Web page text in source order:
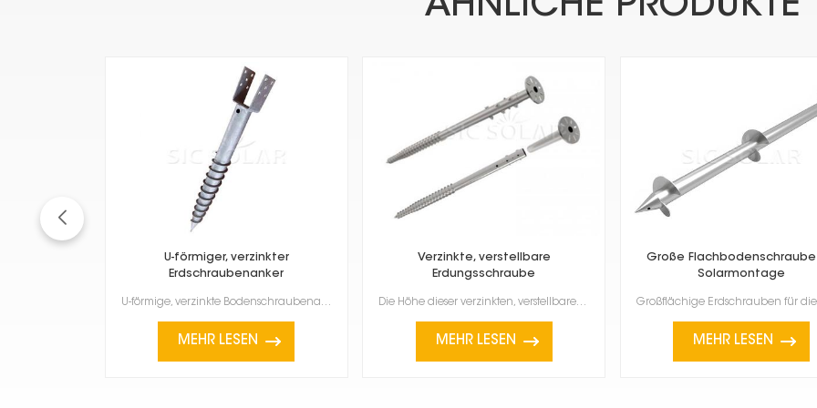
U-förmiger, verzinkter
Erdschraubenanker
U-förmige, verzinkte Bodenschraubenanker sind eine robuste und vielseitige Befestigungsmöglichkeit f...
MEHR LESEN
Verzinkte, verstellbare
Erdungsschraube
Die Höhe dieser verzinkten, verstellbaren Bodenschrauben lässt sich auch nach dem Einbau noch anpass...
MEHR LESEN
Große
Solarmontage
MEHR LESEN